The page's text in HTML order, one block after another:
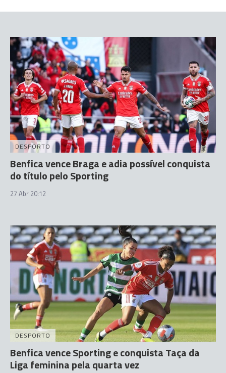
DESPORTO
Benfica vence Braga e adia possível conquista
do título pelo Sporting
27 Abr 20:12
DESPORTO
Benfica vence Sporting e conquista Taça da
Liga feminina pela quarta vez